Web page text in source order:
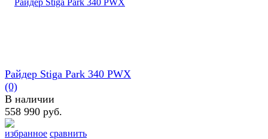
избранное сравнить
Райдер Stiga Park 340 PWX
(0)
В наличии
558 990 руб.